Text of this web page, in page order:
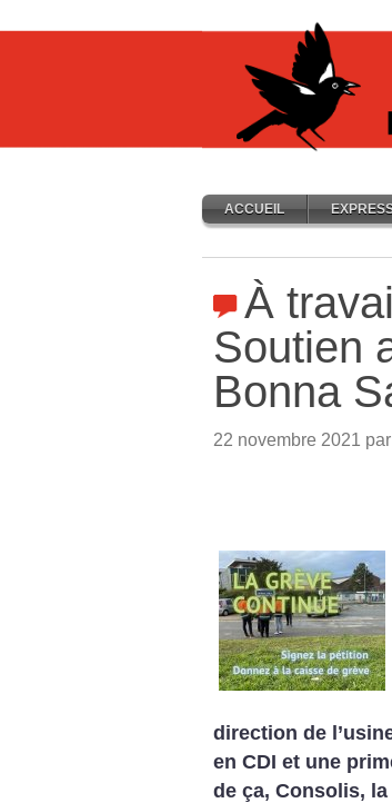
ACCUEIL
À
Soutien
Bonna
22 novembre 2021 par
direction de
en CDI et une
de ça, Consolis,